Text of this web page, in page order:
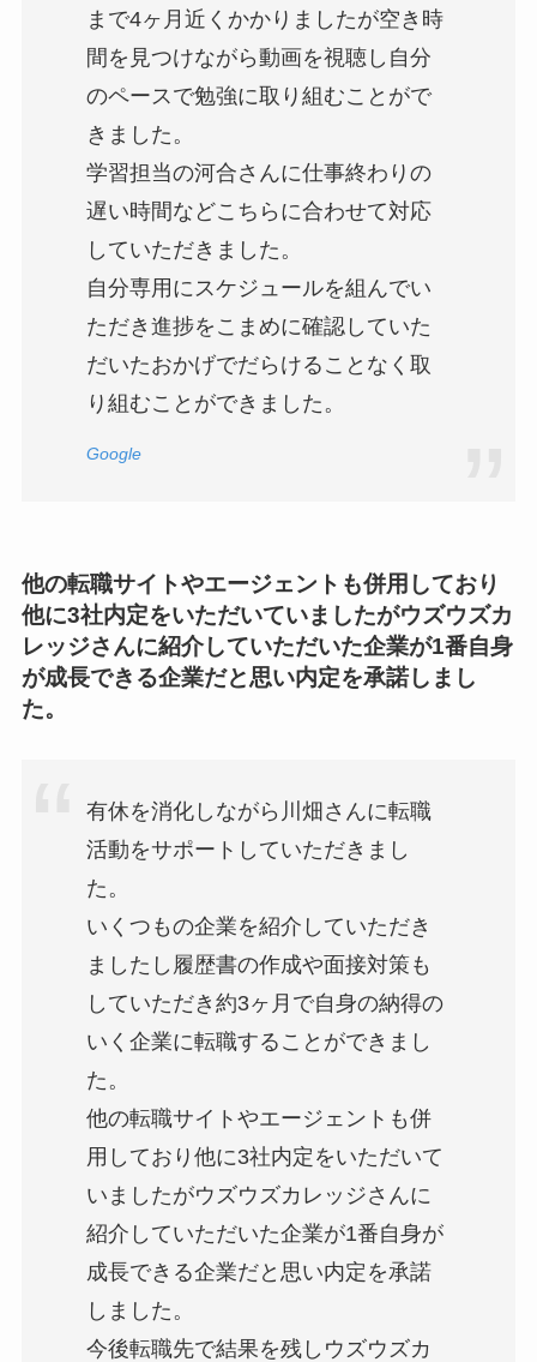
まで4ヶ月近くかかりましたが空き時
間を見つけながら動画を視聴し自分
のペースで勉強に取り組むことがで
きました。
学習担当の河合さんに仕事終わりの
遅い時間などこちらに合わせて対応
していただきました。
自分専用にスケジュールを組んでい
ただき進捗をこまめに確認していた
だいたおかげでだらけることなく取
り組むことができました。
Google
他の転職サイトやエージェントも併用しており
他に3社内定をいただいていましたがウズウズカ
レッジさんに紹介していただいた企業が1番自身
が成長できる企業だと思い内定を承諾しまし
た。
有休を消化しながら川畑さんに転職
活動をサポートしていただきまし
た。
いくつもの企業を紹介していただき
ましたし履歴書の作成や面接対策も
していただき約3ヶ月で自身の納得の
いく企業に転職することができまし
た。
他の転職サイトやエージェントも併
用しており他に3社内定をいただいて
いましたがウズウズカレッジさんに
紹介していただいた企業が1番自身が
成長できる企業だと思い内定を承諾
しました。
今後転職先で結果を残しウズウズカ